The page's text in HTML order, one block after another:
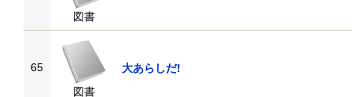
図書
65
図書
大あらしだ!